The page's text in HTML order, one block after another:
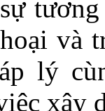
và
lý
việc